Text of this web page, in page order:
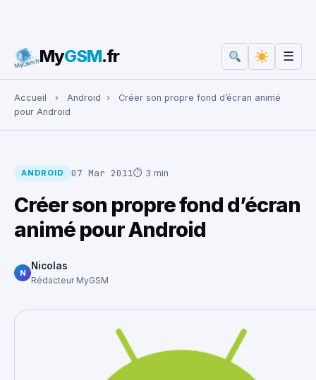
Rechercher :
MyGSM.fr ☰
Accueil › Android ›
Créer son propre fond d’écran animé
pour Android
ANDROID 07 Mar 2011⏱ 3 min
Créer son propre fond d’écran
animé pour Android
N
Nicolas
Rédacteur MyGSM